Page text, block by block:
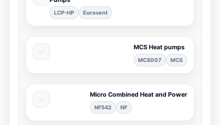
Eurovent
LCP-HP
MCS Heat pumps
MCS007
Micro Combined Heat and Power
NF542